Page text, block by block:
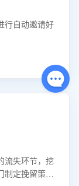
行自动邀请好
流失环节，挖
制定挽留策